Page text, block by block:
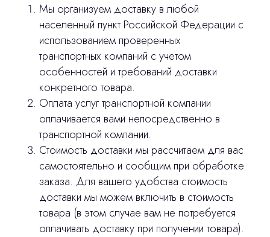
Мы организуем доставку в любой
населенный пункт Российской Федерации с
использованием проверенных
транспортных компаний с учетом
особенностей и требований доставки
конкретного товара.
Оплата услуг транспортной компании
оплачивается вами непосредственно в
транспортной компании.
Стоимость доставки мы рассчитаем для вас
самостоятельно и сообщим при обработке
заказа. Для вашего удобства стоимость
доставки мы можем включить в стоимость
товара (в этом случае вам не потребуется
оплачивать доставку при получении товара).
сделано
3D печать
Лицензирование
Изготовление хирургических шаблонов
Оплата и доставка
Политика конфиденциальности
stasicus